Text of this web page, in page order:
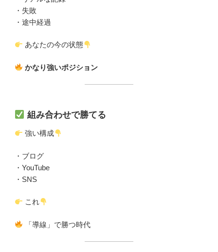
・失敗
・途中経過
あなたの今の状態
かなり強いポジション
組み合わせで勝てる
強い構成
・ブログ
・YouTube
・SNS
これ
「導線」で勝つ時代